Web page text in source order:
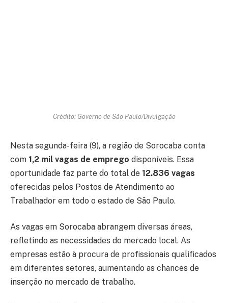
Crédito: Governo de São Paulo/Divulgação
Nesta segunda-feira (9), a região de Sorocaba conta
com 1,2 mil vagas de emprego disponíveis. Essa
oportunidade faz parte do total de 12.836 vagas
oferecidas pelos Postos de Atendimento ao
Trabalhador em todo o estado de São Paulo.
As vagas em Sorocaba abrangem diversas áreas,
refletindo as necessidades do mercado local. As
empresas estão à procura de profissionais qualificados
em diferentes setores, aumentando as chances de
inserção no mercado de trabalho.